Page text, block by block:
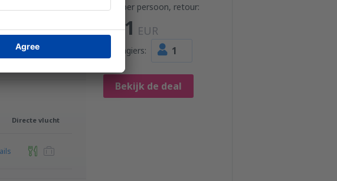
Prijs per persoon, retour:
181 EUR
Passagiers: 1
Bekijk de deal
Directe vlucht